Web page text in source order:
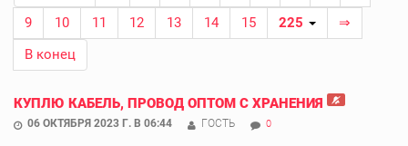
9
10 11 12 13 14 15 225
⇒
В конец
КУПЛЮ КАБЕЛЬ, ПРОВОД ОПТОМ С ХРАНЕНИЯ
06 ОКТЯБРЯ 2023 Г. В 06:44 ГОСТЬ 0